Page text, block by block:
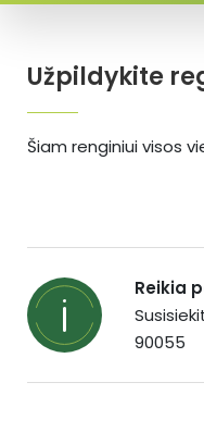
Užpildykite
Šiam renginiui visos
Reikia
90055